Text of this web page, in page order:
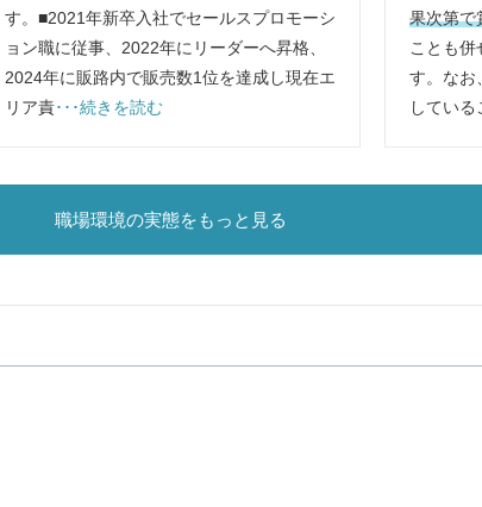
す。■2021年新卒入社でセールスプロモーシ
ョン職に従事、2022年にリーダーへ昇格、
2024年に販路内で販売数1位を達成し現在エ
リア責･･･続きを読む
果次第で
ことも
す。なお
している
職場環境の実態をもっと見る